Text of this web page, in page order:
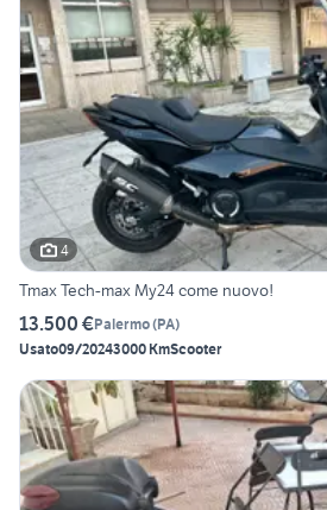
4
Tmax Tech-max My24 come nuovo!
13.500 €Palermo(PA)
Usato09/20243000 KmScooter